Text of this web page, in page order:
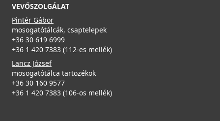
ELLECI - Mosogatótálca Spazio 900 EXTRA K95
LKS90095XLP
269 990 Ft
Részletek
ELLECI - Csaptelep Stream Plus G40
VEVŐSZOLGÁLAT
Pintér Gábor
mosogatótálcák, csaptelepek
+36 30 619 6999
+36 1 420 7383 (112-es mellék)
Lancz József
mosogatótálca tartozékok
+36 30 160 9577
+36 1 420 7383 (106-os mellék)